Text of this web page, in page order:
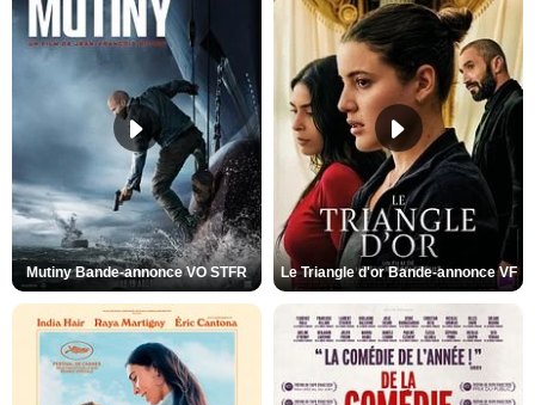
Mutiny Bande-annonce VO STFR Le Triangle d'or Bande-annonce VF